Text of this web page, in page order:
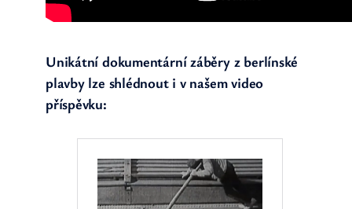
Unikátní dokumentární záběry z berlínské
plavby lze shlédnout i v našem video
příspěvku: